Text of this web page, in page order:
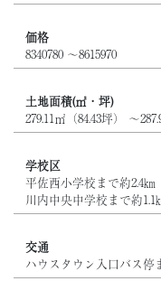
価格
8340780 ～8615970
土地面積(㎡・坪)
279.11㎡（84.43坪） ～
学校区
平佐西小学校まで約2.4㎞
川内中央中学校まで約1.1
交通
ハウスタウン入口バス停